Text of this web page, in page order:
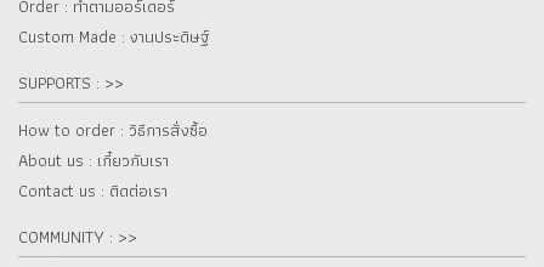
Order : ทำตามออร์เดอร์
Custom Made : งานประดิษฐ์
SUPPORTS : >>
How to order : วิธีการสั่งซื้อ
About us : เกี๋ยวกับเรา
Contact us : ติดต่อเรา
COMMUNITY : >>